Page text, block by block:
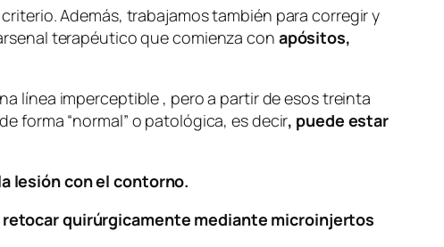
Además, trabajamos también para corregir y
terapéutico que comienza con apósitos,
línea imperceptible , pero a partir de esos treinta
forma “normal” o patológica, es decir, puede estar
lesión con el contorno.
quirúrgicamente mediante microinjertos